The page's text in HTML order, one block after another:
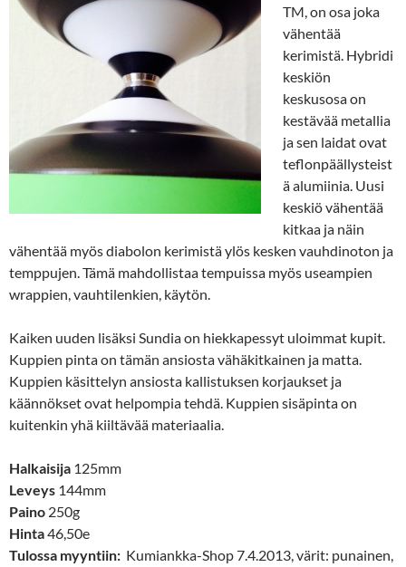
TM, on osa joka
vähentää
kerimistä. Hybridi
keskiön
keskusosa on
kestävää metallia
ja sen laidat ovat
teflonpäällysteist
ä alumiinia. Uusi
keskiö vähentää
kitkaa ja näin
vähentää myös diabolon kerimistä ylös kesken vauhdinoton ja
temppujen. Tämä mahdollistaa tempuissa myös useampien
wrappien, vauhtilenkien, käytön.
Kaiken uuden lisäksi Sundia on hiekkapessyt uloimmat kupit.
Kuppien pinta on tämän ansiosta vähäkitkainen ja matta.
Kuppien käsittelyn ansiosta kallistuksen korjaukset ja
käännökset ovat helpompia tehdä. Kuppien sisäpinta on
kuitenkin yhä kiiltävää materiaalia.
Halkaisija 125mm
Leveys 144mm
Paino 250g
Hinta46,50e
Tulossa myyntiin: Kumiankka-Shop 7.4.2013, värit: punainen,